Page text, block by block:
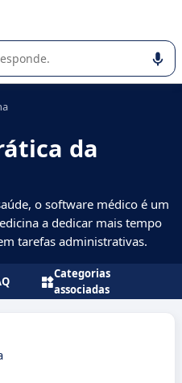
na seleção de software
da
o software médico é um
a dedicar mais tempo
tarefas administrativas.
Categorias
associadas